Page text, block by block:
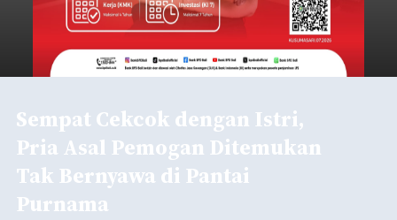
Sempat Cekcok dengan Istri,
Pria Asal Pemogan Ditemukan
Tak Bernyawa di Pantai
Purnama